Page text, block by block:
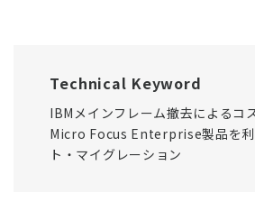
Technical Keyword
IBMメインフレーム撤去によるコ
Micro Focus Enterprise製品を利
ト・マイグレーション